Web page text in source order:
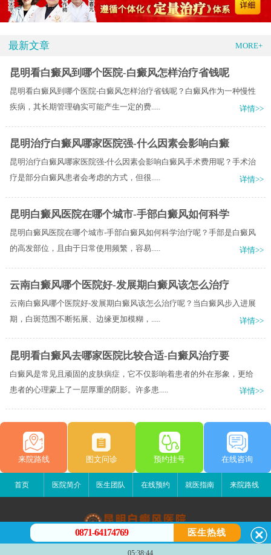
最新文章 MORE+
昆明看白癜风到哪个医院-白癜风怎样治疗省钱呢
昆明看白癜风到哪个医院-白癜风怎样治疗省钱呢？白癜风作为一种慢性
疾病，其长期管理确实可能产生一定的费.....
详情>>
昆明治疗白癜风哪家医院强-什么因素会影响白癜
昆明治疗白癜风哪家医院强-什么因素会影响白癜风手术费用呢？手术治
疗是部分白癜风患者会考虑的方式，但很.....
详情>>
昆明白癜风医院在哪个城市-手部白癜风如何科学
昆明白癜风医院在哪个城市-手部白癜风如何科学治疗呢？手部是白癜风
的高发部位，且由于日常使用频繁，容易.....
详情>>
云南白癜风哪个医院好-发展期白癜风该怎么治疗
云南白癜风哪个医院好-发展期白癜风该怎么治疗呢？当白癜风步入进展
期，白斑范围不断拓展、边缘更加模糊，.....
详情>>
昆明看白癜风去哪家医院比较合适-白癜风治疗要
白癜风是常见且顽固的皮肤病症，它不仅影响着患者的外在形象，更给
患者的心理蒙上了一层厚重的阴影。许多患.....
详情>>
来院路线 图文问诊 预约挂号 在线咨询
首页 医院简介 医生团队 在线预约 就医指南 来院路线
昆明白癜风医院
0871-64174769 医生热线
05:38:44